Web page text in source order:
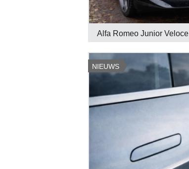
Alfa Romeo Junior Veloce
NIEUWS